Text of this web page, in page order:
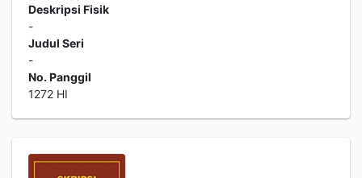
Deskripsi Fisik
-
Judul Seri
-
No. Panggil
1272 HI